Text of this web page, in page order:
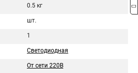
0.5 кг
шт.
1
Светодиодная
От сети 220В